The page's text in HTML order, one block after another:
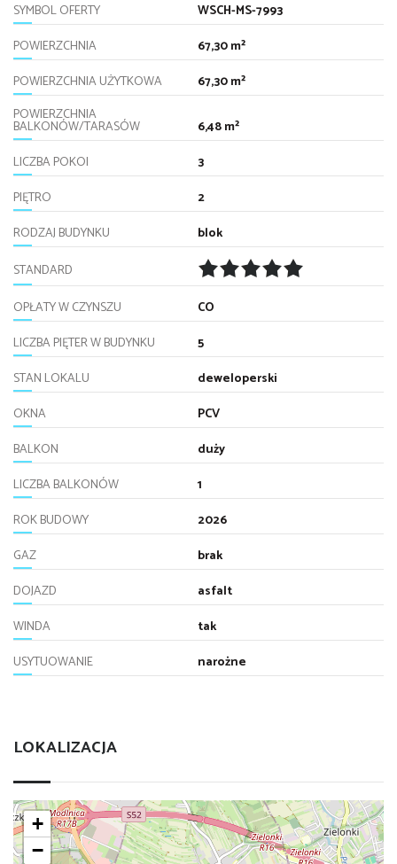
SYMBOL OFERTY
WSCH-MS-7993
POWIERZCHNIA
67,30 m²
POWIERZCHNIA UŻYTKOWA
67,30 m²
POWIERZCHNIA
BALKONÓW/TARASÓW
6,48 m²
LICZBA POKOI
3
PIĘTRO
2
RODZAJ BUDYNKU
blok
STANDARD
OPŁATY W CZYNSZU
CO
LICZBA PIĘTER W BUDYNKU
5
STAN LOKALU
deweloperski
OKNA
PCV
BALKON
duży
LICZBA BALKONÓW
1
ROK BUDOWY
2026
GAZ
brak
DOJAZD
asfalt
WINDA
tak
USYTUOWANIE
narożne
LOKALIZACJA
+
−